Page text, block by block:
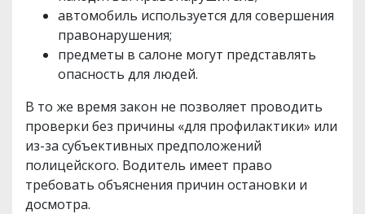
автомобиль используется для совершения
правонарушения;
предметы в салоне могут представлять
опасность для людей.
В то же время закон не позволяет проводить
проверки без причины «для профилактики» или
из-за субъективных предположений
полицейского. Водитель имеет право
требовать объяснения причин остановки и
досмотра.